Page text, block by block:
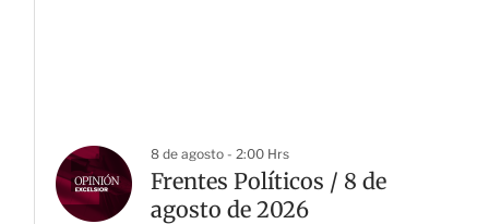
8 de agosto - 2:00 Hrs
Frentes Políticos / 8 de
agosto de 2026